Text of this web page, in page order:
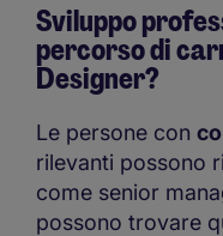
Sviluppo
percorso di
Designer?
Le persone con
rilevanti possono
come senior
possono trovare